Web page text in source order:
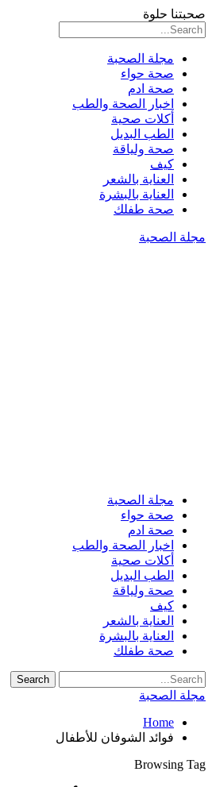
صحبتنا حلوة
مجلة الصحبة
صحة حواء
صحة ادم
اخبار الصحة والطب
أكلات صحية
الطب البديل
صحة ولياقة
كيف
العناية بالشعر
العناية بالبشرة
صحة طفلك
مجلة الصحبة
مجلة الصحبة
صحة حواء
صحة ادم
اخبار الصحة والطب
أكلات صحية
الطب البديل
صحة ولياقة
كيف
العناية بالشعر
العناية بالبشرة
صحة طفلك
مجلة الصحبة
Home
فوائد الشوفان للأطفال
Browsing Tag